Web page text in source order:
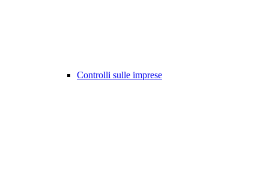
Controlli sulle imprese